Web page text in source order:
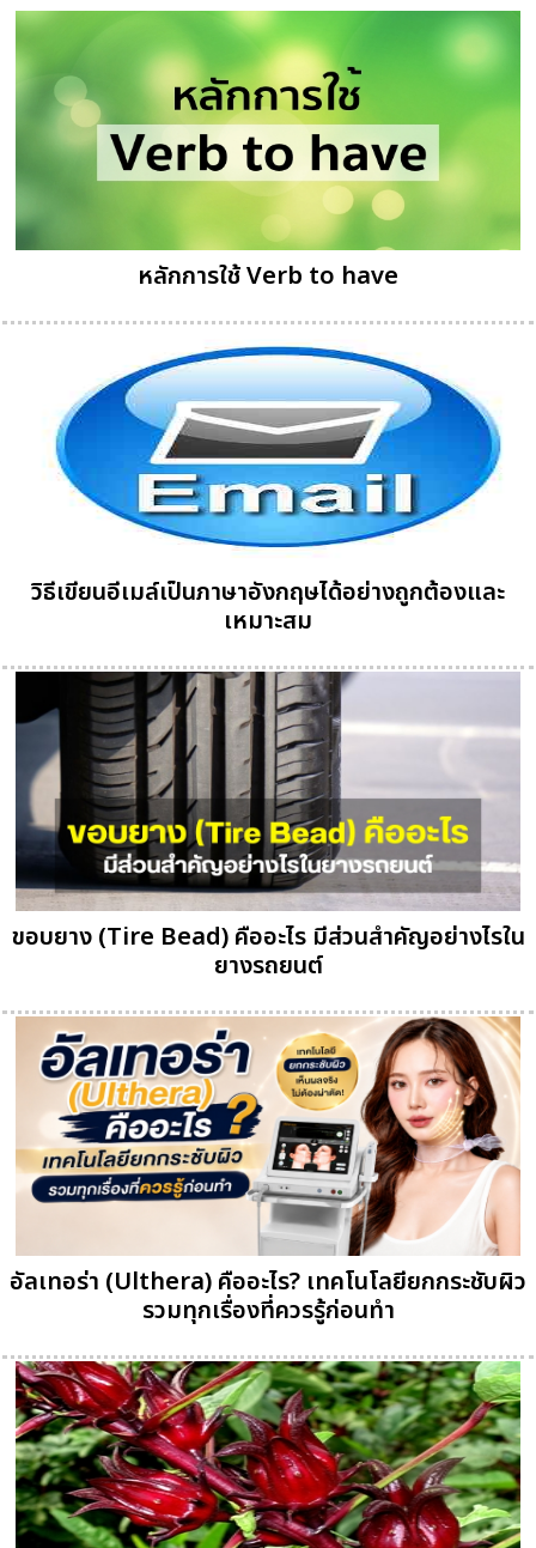
หลักการใช้ Verb to have
วิธีเขียนอีเมล์เป็นภาษาอังกฤษได้อย่างถูกต้องและ
เหมาะสม
ขอบยาง (Tire Bead) คืออะไร มีส่วนสำคัญอย่างไรใน
ยางรถยนต์
อัลเทอร่า (Ulthera) คืออะไร? เทคโนโลยียกกระชับผิว
รวมทุกเรื่องที่ควรรู้ก่อนทำ